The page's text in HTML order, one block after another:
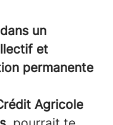
un
et
permanente
Agricole